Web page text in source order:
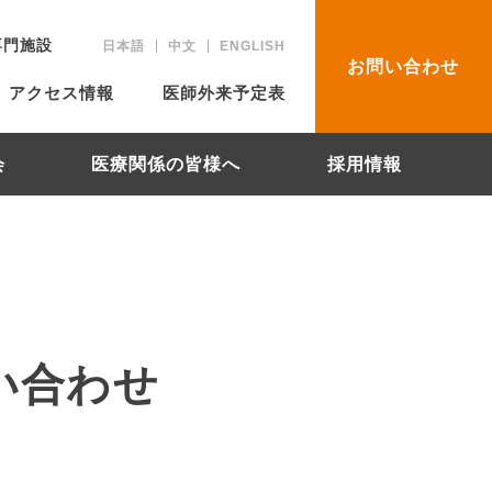
施設 日本語 中文 ENGLISH
アクセス情報 医師外来予定表
お問い合わせ
医療関係の皆様へ 採用情報
合わせ